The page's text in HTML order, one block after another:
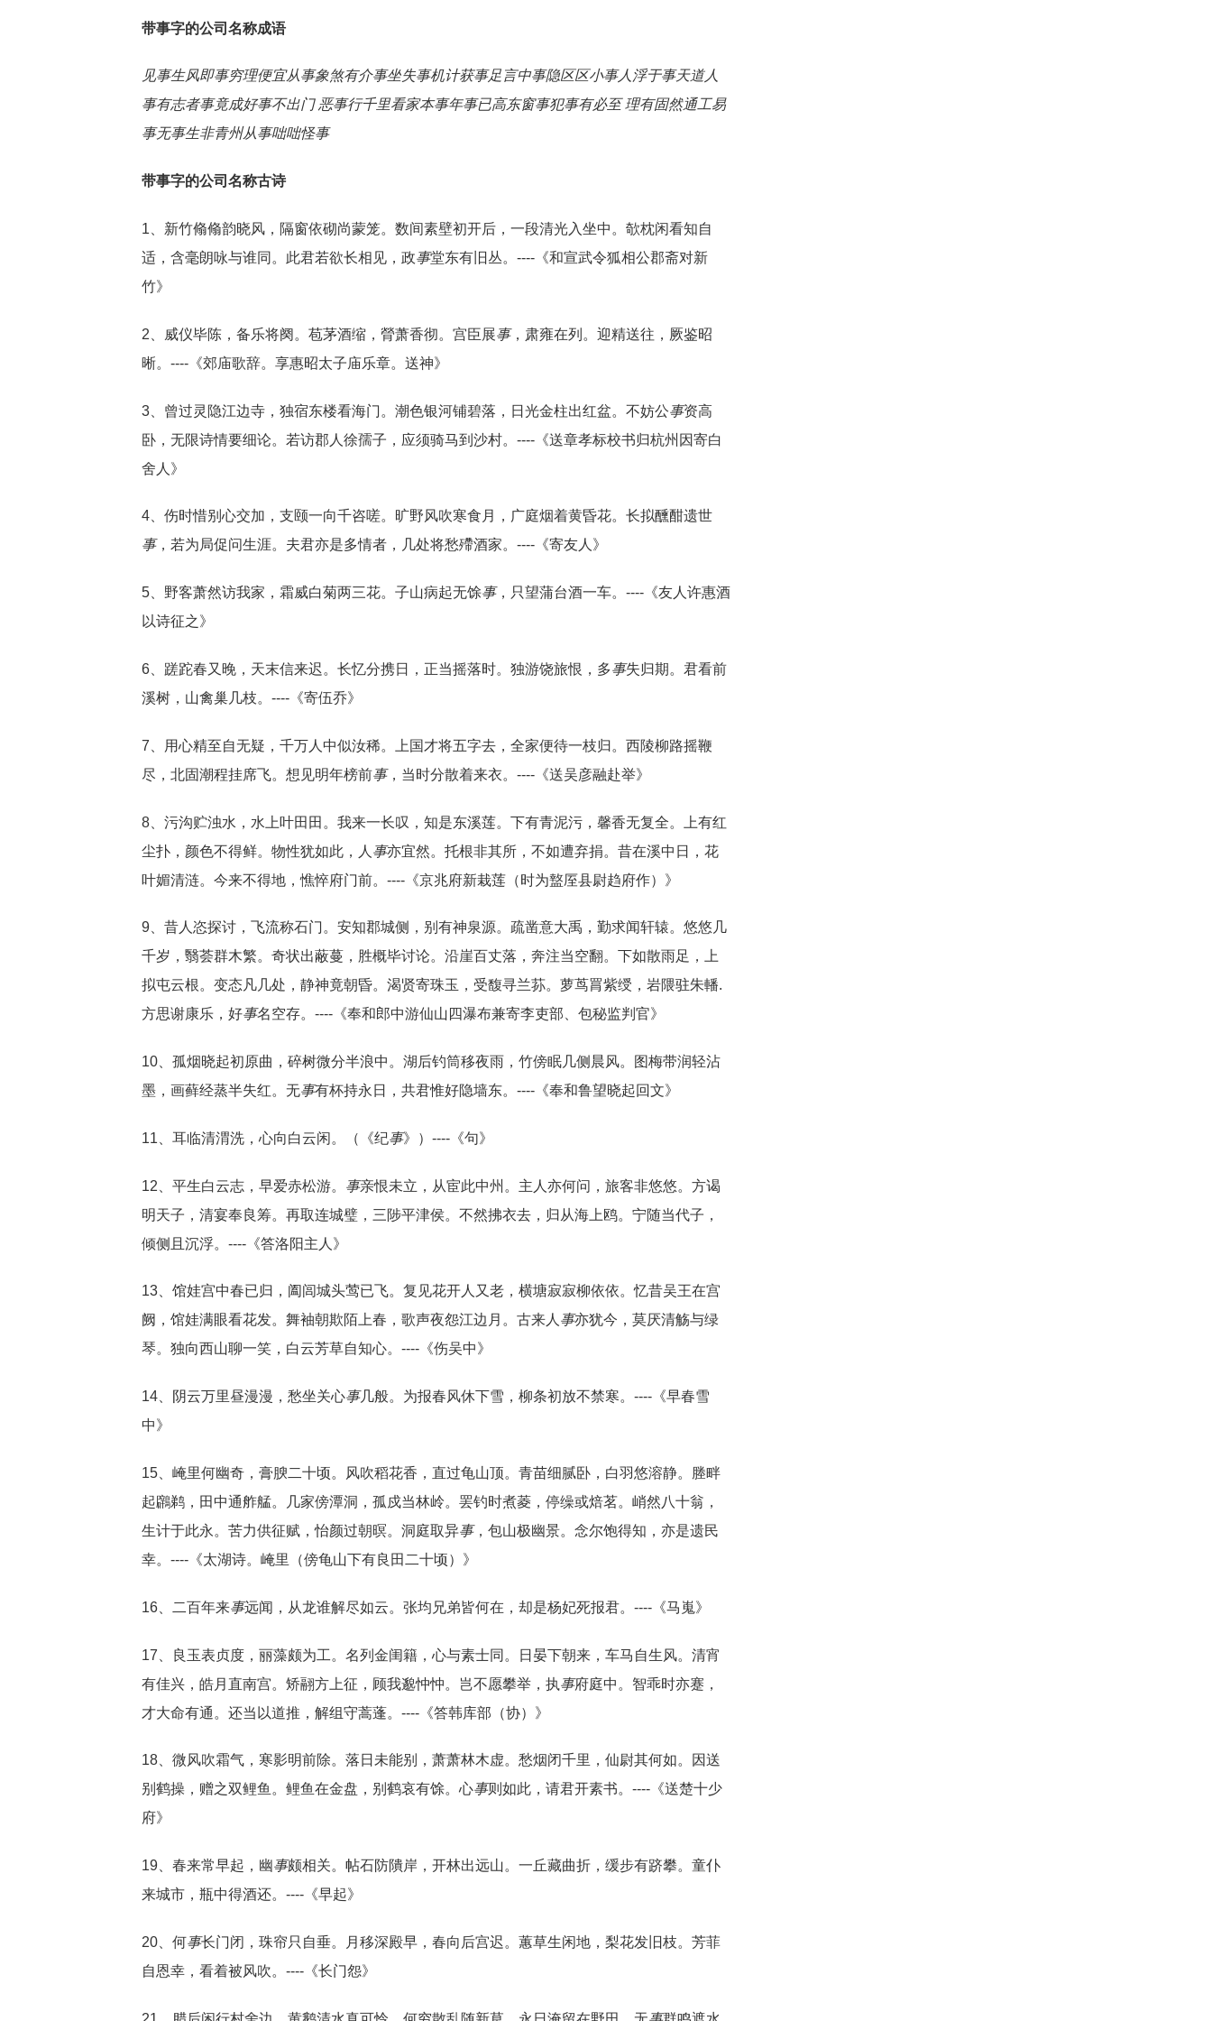
带事字的公司名称成语
见事生风即事穷理便宜从事象煞有介事坐失事机计获事足 言中事隐区区小事人浮于事天道人
事有志者事竟成好事不出门 恶事行千里看家本事年事已高东窗事犯事有必至 理有固然通工易
事无事生非青州从事咄咄怪事
带事字的公司名称古诗
1、新竹翛翛韵晓风，隔窗依砌尚蒙笼。数间素壁初开后，一段清光入坐中。欹枕闲看知自
适，含毫朗咏与谁同。此君若欲长相见，政事堂东有旧丛。----《和宣武令狐相公郡斋对新
竹》
2、威仪毕陈，备乐将阕。苞茅酒缩，膋萧香彻。宫臣展事，肃雍在列。迎精送往，厥鉴昭
晰。----《郊庙歌辞。享惠昭太子庙乐章。送神》
3、曾过灵隐江边寺，独宿东楼看海门。潮色银河铺碧落，日光金柱出红盆。不妨公事资高
卧，无限诗情要细论。若访郡人徐孺子，应须骑马到沙村。----《送章孝标校书归杭州因寄白
舍人》
4、伤时惜别心交加，支颐一向千咨嗟。旷野风吹寒食月，广庭烟着黄昏花。长拟醺酣遗世
事，若为局促问生涯。夫君亦是多情者，几处将愁殢酒家。----《寄友人》
5、野客萧然访我家，霜威白菊两三花。子山病起无馀事，只望蒲台酒一车。----《友人许惠酒
以诗征之》
6、蹉跎春又晚，天末信来迟。长忆分携日，正当摇落时。独游饶旅恨，多事失归期。君看前
溪树，山禽巢几枝。----《寄伍乔》
7、用心精至自无疑，千万人中似汝稀。上国才将五字去，全家便待一枝归。西陵柳路摇鞭
尽，北固潮程挂席飞。想见明年榜前事，当时分散着来衣。----《送吴彦融赴举》
8、污沟贮浊水，水上叶田田。我来一长叹，知是东溪莲。下有青泥污，馨香无复全。上有红
尘扑，颜色不得鲜。物性犹如此，人 事亦宜然。托根非其所，不如遭弃捐。昔在溪中日，花
叶媚清涟。今来不得地，憔悴府门前。----《京兆府新栽莲（时为盩厔县尉趋府作）》
9、昔人恣探讨，飞流称石门。安知郡城侧，别有神泉源。疏凿意大禹，勤求闻轩辕。悠悠几
千岁，翳荟群木繁。奇状出蔽蔓，胜概毕讨论。沿崖百丈落，奔注当空翻。下如散雨足，上
拟屯云根。变态凡几处，静神竟朝昏。渴贤寄珠玉，受馥寻兰荪。萝茑罥紫绶，岩隈驻朱轓.
方思谢康乐，好事名空存。----《奉和郎中游仙山四瀑布兼寄李吏部、包秘监判官》
10、孤烟晓起初原曲，碎树微分半浪中。湖后钓筒移夜雨，竹傍眠几侧晨风。图梅带润轻沾
墨，画藓经蒸半失红。无事有杯持永日，共君惟好隐墙东。----《奉和鲁望晓起回文》
11、耳临清渭洗，心向白云闲。（《纪事》）----《句》
12、平生白云志，早爱赤松游。 事亲恨未立，从宦此中州。主人亦何问，旅客非悠悠。方谒
明天子，清宴奉良筹。再取连城璧，三陟平津侯。不然拂衣去，归从海上鸥。宁随当代子，
倾侧且沉浮。----《答洛阳主人》
13、馆娃宫中春已归，阖闾城头莺已飞。复见花开人又老，横塘寂寂柳依依。忆昔吴王在宫
阙，馆娃满眼看花发。舞袖朝欺陌上春，歌声夜怨江边月。古来人事亦犹今，莫厌清觞与绿
琴。独向西山聊一笑，白云芳草自知心。----《伤吴中》
14、阴云万里昼漫漫，愁坐关心事几般。为报春风休下雪，柳条初放不禁寒。----《早春雪
中》
15、崦里何幽奇，膏腴二十顷。风吹稻花香，直过龟山顶。青苗细腻卧，白羽悠溶静。塍畔
起鸊鹈，田中通舴艋。几家傍潭洞，孤戍当林岭。罢钓时煮菱，停缲或焙茗。峭然八十翁，
生计于此永。苦力供征赋，怡颜过朝暝。洞庭取异事，包山极幽景。念尔饱得知，亦是遗民
幸。----《太湖诗。崦里（傍龟山下有良田二十顷）》
16、二百年来事远闻，从龙谁解尽如云。张均兄弟皆何在，却是杨妃死报君。----《马嵬》
17、良玉表贞度，丽藻颇为工。名列金闺籍，心与素士同。日晏下朝来，车马自生风。清宵
有佳兴，皓月直南宫。矫翮方上征，顾我邈忡忡。岂不愿攀举，执 事府庭中。智乖时亦蹇，
才大命有通。还当以道推，解组守蒿蓬。----《答韩库部（协）》
18、微风吹霜气，寒影明前除。落日未能别，萧萧林木虚。愁烟闭千里，仙尉其何如。因送
别鹤操，赠之双鲤鱼。鲤鱼在金盘，别鹤哀有馀。心事则如此，请君开素书。----《送楚十少
府》
19、春来常早起，幽事颇相关。帖石防隤岸，开林出远山。一丘藏曲折，缓步有跻攀。童仆
来城市，瓶中得酒还。----《早起》
20、何事长门闭，珠帘只自垂。月移深殿早，春向后宫迟。蕙草生闲地，梨花发旧枝。芳菲
自恩幸，看着被风吹。----《长门怨》